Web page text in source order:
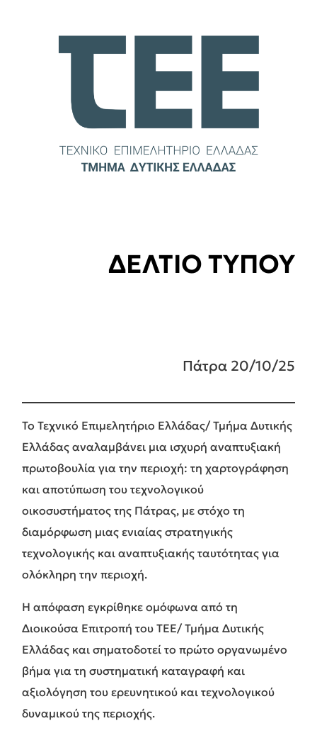
ΔΕΛΤΙΟ ΤΥΠΟΥ
Πάτρα 20/10/25
Το Τεχνικό Επιμελητήριο Ελλάδας/ Τμήμα Δυτικής
Ελλάδας αναλαμβάνει μια ισχυρή αναπτυξιακή
πρωτοβουλία για την περιοχή: τη χαρτογράφηση
και αποτύπωση του τεχνολογικού
οικοσυστήματος της Πάτρας, με στόχο τη
διαμόρφωση μιας ενιαίας στρατηγικής
τεχνολογικής και αναπτυξιακής ταυτότητας για
ολόκληρη την περιοχή.
Η απόφαση εγκρίθηκε ομόφωνα από τη
Διοικούσα Επιτροπή του ΤΕΕ/ Τμήμα Δυτικής
Ελλάδας και σηματοδοτεί το πρώτο οργανωμένο
βήμα για τη συστηματική καταγραφή και
αξιολόγηση του ερευνητικού και τεχνολογικού
δυναμικού της περιοχής.